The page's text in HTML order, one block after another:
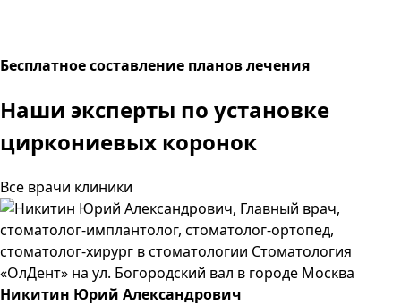
Бесплатное составление планов лечения
Наши эксперты по установке
циркониевых коронок
Все врачи клиники
Никитин Юрий Александрович